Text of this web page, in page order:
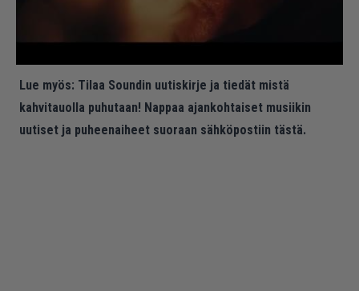
Lue myös: Tilaa Soundin uutiskirje ja tiedät mistä
kahvitauolla puhutaan! Nappaa ajankohtaiset musiikin
uutiset ja puheenaiheet suoraan sähköpostiin tästä.